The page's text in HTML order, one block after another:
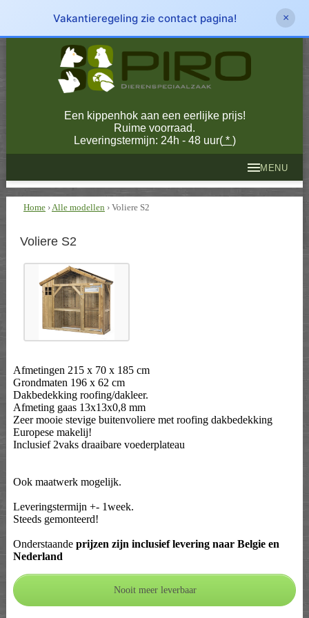
Vakantieregeling zie contact pagina! ×
Een kippenhok aan een eerlijke prijs!
Ruime voorraad.
Leveringstermijn: 24h - 48 uur(* )
MENU
Home ›Alle modellen › Voliere S2
Voliere S2
Afmetingen 215 x 70 x 185 cm
Grondmaten 196 x 62 cm
Dakbedekking roofing/dakleer.
Afmeting gaas 13x13x0,8 mm
Zeer mooie stevige buitenvoliere met roofing dakbedekking
Europese makelij!
Inclusief 2vaks draaibare voederplateau
Ook maatwerk mogelijk.
Leveringstermijn +- 1week.
Steeds gemonteerd!
Onderstaande prijzen zijn inclusief levering naar Belgie en
Nederland